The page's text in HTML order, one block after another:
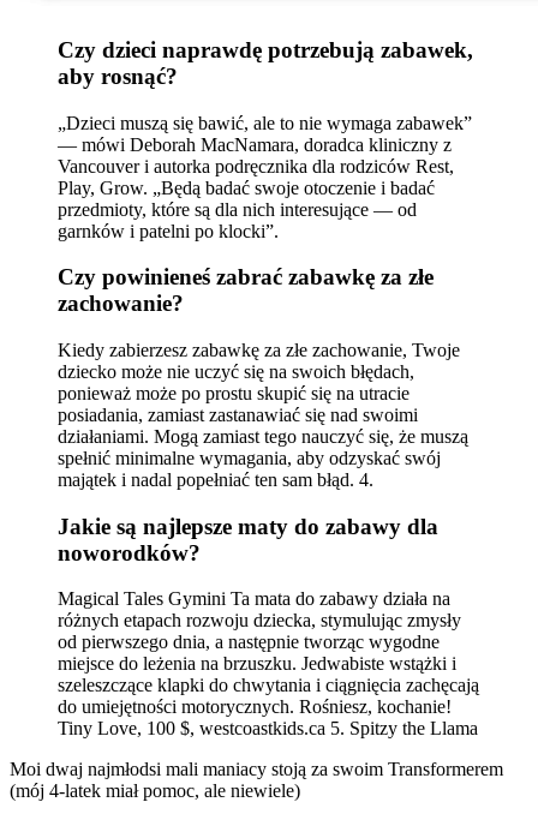
Czy dzieci naprawdę potrzebują zabawek,
aby rosnąć?
„Dzieci muszą się bawić, ale to nie wymaga zabawek”
— mówi Deborah MacNamara, doradca kliniczny z
Vancouver i autorka podręcznika dla rodziców Rest,
Play, Grow. „Będą badać swoje otoczenie i badać
przedmioty, które są dla nich interesujące — od
garnków i patelni po klocki”.
Czy powinieneś zabrać zabawkę za złe
zachowanie?
Kiedy zabierzesz zabawkę za złe zachowanie, Twoje
dziecko może nie uczyć się na swoich błędach,
ponieważ może po prostu skupić się na utracie
posiadania, zamiast zastanawiać się nad swoimi
działaniami. Mogą zamiast tego nauczyć się, że muszą
spełnić minimalne wymagania, aby odzyskać swój
majątek i nadal popełniać ten sam błąd. 4.
Jakie są najlepsze maty do zabawy dla
noworodków?
Magical Tales Gymini Ta mata do zabawy działa na
różnych etapach rozwoju dziecka, stymulując zmysły
od pierwszego dnia, a następnie tworząc wygodne
miejsce do leżenia na brzuszku. Jedwabiste wstążki i
szeleszczące klapki do chwytania i ciągnięcia zachęcają
do umiejętności motorycznych. Rośniesz, kochanie!
Tiny Love, 100 $, westcoastkids.ca 5. Spitzy the Llama
Moi dwaj najmłodsi mali maniacy stoją za swoim Transformerem
(mój 4-latek miał pomoc, ale niewiele)